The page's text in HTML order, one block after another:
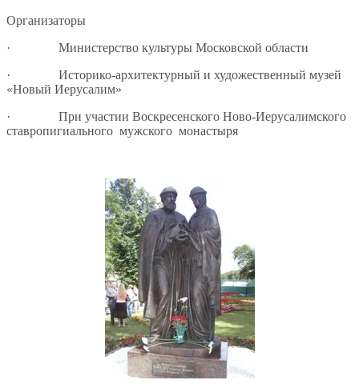
Организаторы
· Министерство культуры Московской области
· Историко-архитектурный и художественный музей
«Новый Иерусалим»
· При участии Воскресенского Ново-Иерусалимского
ставропигиального мужского монастыря